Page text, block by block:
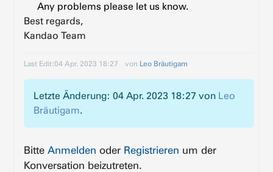
Any problems please let us know.
Best regards,
Kandao Team
Last Edit:04 Apr. 2023 18:27 von Leo Bräutigam
Letzte Änderung: 04 Apr. 2023 18:27 von Leo
Bräutigam.
BitteAnmelden oder Registrieren um der
Konversation beizutreten.